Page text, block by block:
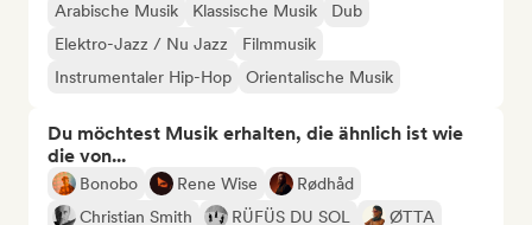
Arabische Musik Klassische Musik
Dub
Elektro-Jazz / Nu Jazz
Filmmusik
Instrumentaler Hip-Hop
Orientalische Musik
Du möchtest Musik erhalten, die ähnlich ist wie
die von...
Bonobo Rene Wise
Rødhåd
Christian Smith
RÜFÜS DU SOL
ØTTA